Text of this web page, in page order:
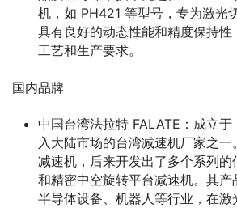
机，如 PH421 等型号，专为激光
具有良好的动态性能和精度保持性
工艺和生产要求。
国内品牌
中国台湾法拉特 FALATE：成立
入大陆市场的台湾减速机厂家之
减速机，后来开发出了多个系列
和精密中空旋转平台减速机。其产
半导体设备、机器人等行业，在